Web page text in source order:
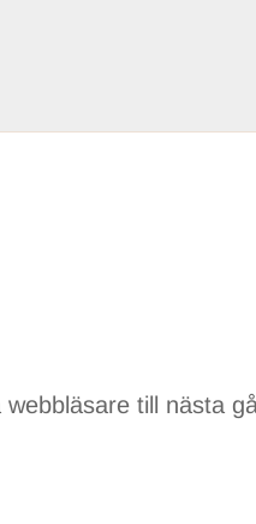
till nästa